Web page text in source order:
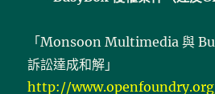
「Monsoon Multimedia 與
訴訟達成和解」
http://